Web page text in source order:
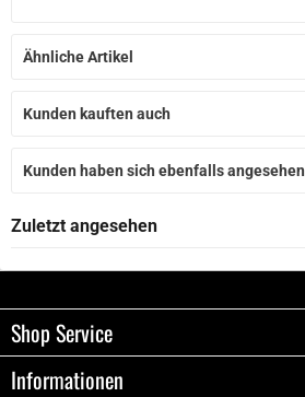
Ähnliche Artikel
Kunden kauften auch
Kunden haben sich ebenfalls angesehen
Zuletzt angesehen
Shop Service
Informationen